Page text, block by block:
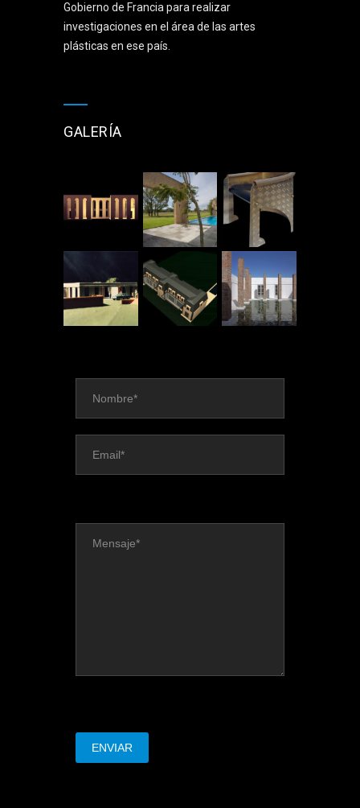
Gobierno de Francia para realizar
investigaciones en el área de las artes
plásticas en ese país.
GALERÍA